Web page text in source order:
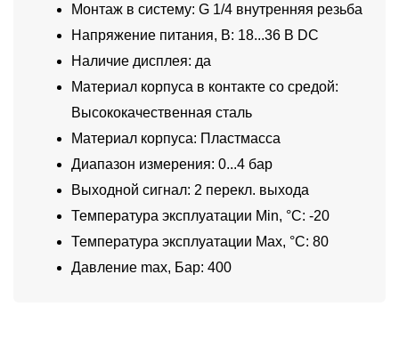
Монтаж в систему: G 1/4 внутренняя резьба
Напряжение питания, В: 18...36 В DC
Наличие дисплея: да
Материал корпуса в контакте со средой:
Высококачественная сталь
Материал корпуса: Пластмасса
Диапазон измерения: 0...4 бар
Выходной сигнал: 2 перекл. выхода
Температура эксплуатации Min, °C: -20
Температура эксплуатации Max, °C: 80
Давление max, Бар: 400